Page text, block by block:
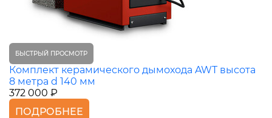
БЫСТРЫЙ ПРОСМОТР
Комплект керамического дымохода AWT высота
8 метра d 140 мм
372 000 ₽
ПОДРОБНЕЕ